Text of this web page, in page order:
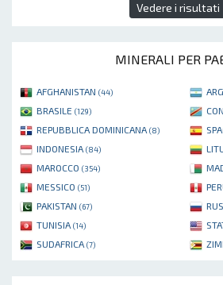
Vedere i risultati
MINERALI PER
AFGHANISTAN (44)
BRASILE (129)
REPUBBLICA DOMINICANA (8)
INDONESIA (84)
MAROCCO (354)
MESSICO (51)
PAKISTAN (67)
TUNISIA (14)
SUDAFRICA (7)